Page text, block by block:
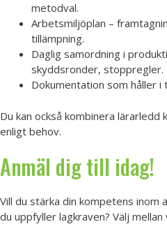
metodval.
Arbetsmiljöplan –
tillämpning.
Daglig samordning i
skyddsronder, stoppregler.
Dokumentation som håller i
Du kan också kombinera
enligt behov.
Anmäl dig till idag!
Vill du stärka din kompetens
du uppfyller lagkraven? Välj